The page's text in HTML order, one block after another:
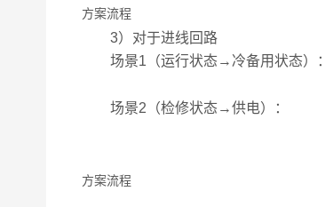
方案流程
3）对于进线回路
场景1（运行状态→冷备用状态）：
场景2（检修状态→供电）：
方案流程